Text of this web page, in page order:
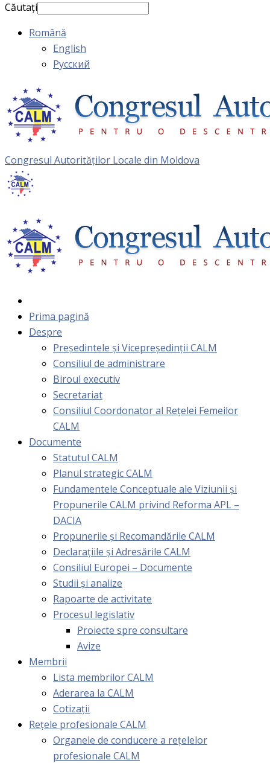
Căutați
Română
English
Русский
Congresul Autorităţilor Locale din Moldova
Prima pagină
Despre
Președintele și Vicepreședinții CALM
Consiliul de administrare
Biroul executiv
Secretariat
Consiliul Coordonator al Rețelei Femeilor
CALM
Documente
Statutul CALM
Planul strategic CALM
Fundamentele Conceptuale ale Viziunii și
Propunerile CALM privind Reforma APL –
DACIA
Propunerile și Recomandările CALM
Declarațiile și Adresările CALM
Consiliul Europei – Documente
Studii și analize
Rapoarte de activitate
Procesul legislativ
Proiecte spre consultare
Avize
Membrii
Lista membrilor CALM
Aderarea la CALM
Cotizaţii
Rețele profesionale CALM
Organele de conducere a rețelelor
profesionale CALM